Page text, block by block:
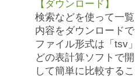
【ダウンロード】
検索などを使って一
内容をダウンロードで
ファイル形式は「tsv
どの表計算ソフトで
して簡単に比較する